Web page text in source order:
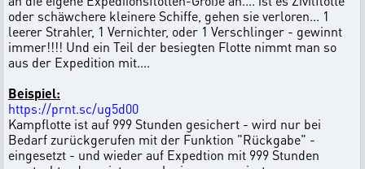
oder schäwchere kleinere Schiffe, gehen sie verloren... 1
leerer Strahler, 1 Vernichter, oder 1 Verschlinger - gewinnt
immer!!!! Und ein Teil der besiegten Flotte nimmt man so
aus der Expedition mit....
Beispiel:
https://prnt.sc/ug5d00
Kampflotte ist auf 999 Stunden gesichert - wird nur bei
Bedarf zurückgerufen mit der Funktion "Rückgabe" -
eingesetzt - und wieder auf Expedtion mit 999 Stunden